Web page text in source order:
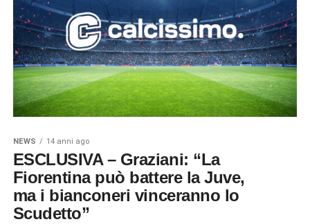
NEWS 14 anni ago
ESCLUSIVA – Graziani: “La
Fiorentina può battere la Juve,
ma i bianconeri vinceranno lo
Scudetto”